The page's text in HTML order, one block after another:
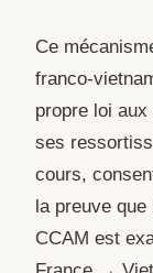
Ce
franco-
propre loi
ses
cours,
la preuve
CCAM est